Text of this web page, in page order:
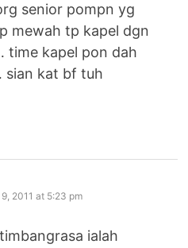
senior pompn yg
mewah tp kapel dgn
time kapel pon dah
sian kat bf tuh
2011 at 5:23 pm
ialah